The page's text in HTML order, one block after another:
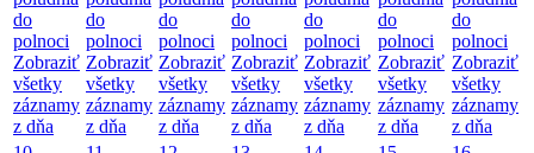
do
polnoci
Zobraziť
všetky
záznamy
z dňa
do
polnoci
Zobraziť
všetky
záznamy
z dňa
do
polnoci
Zobraziť
všetky
záznamy
z dňa
do
polnoci
Zobraziť
všetky
záznamy
z dňa
do
polnoci
Zobraziť
všetky
záznamy
z dňa
do
polnoci
Zobraziť
všetky
záznamy
z dňa
do
polnoci
Zobraziť
všetky
záznamy
z dňa